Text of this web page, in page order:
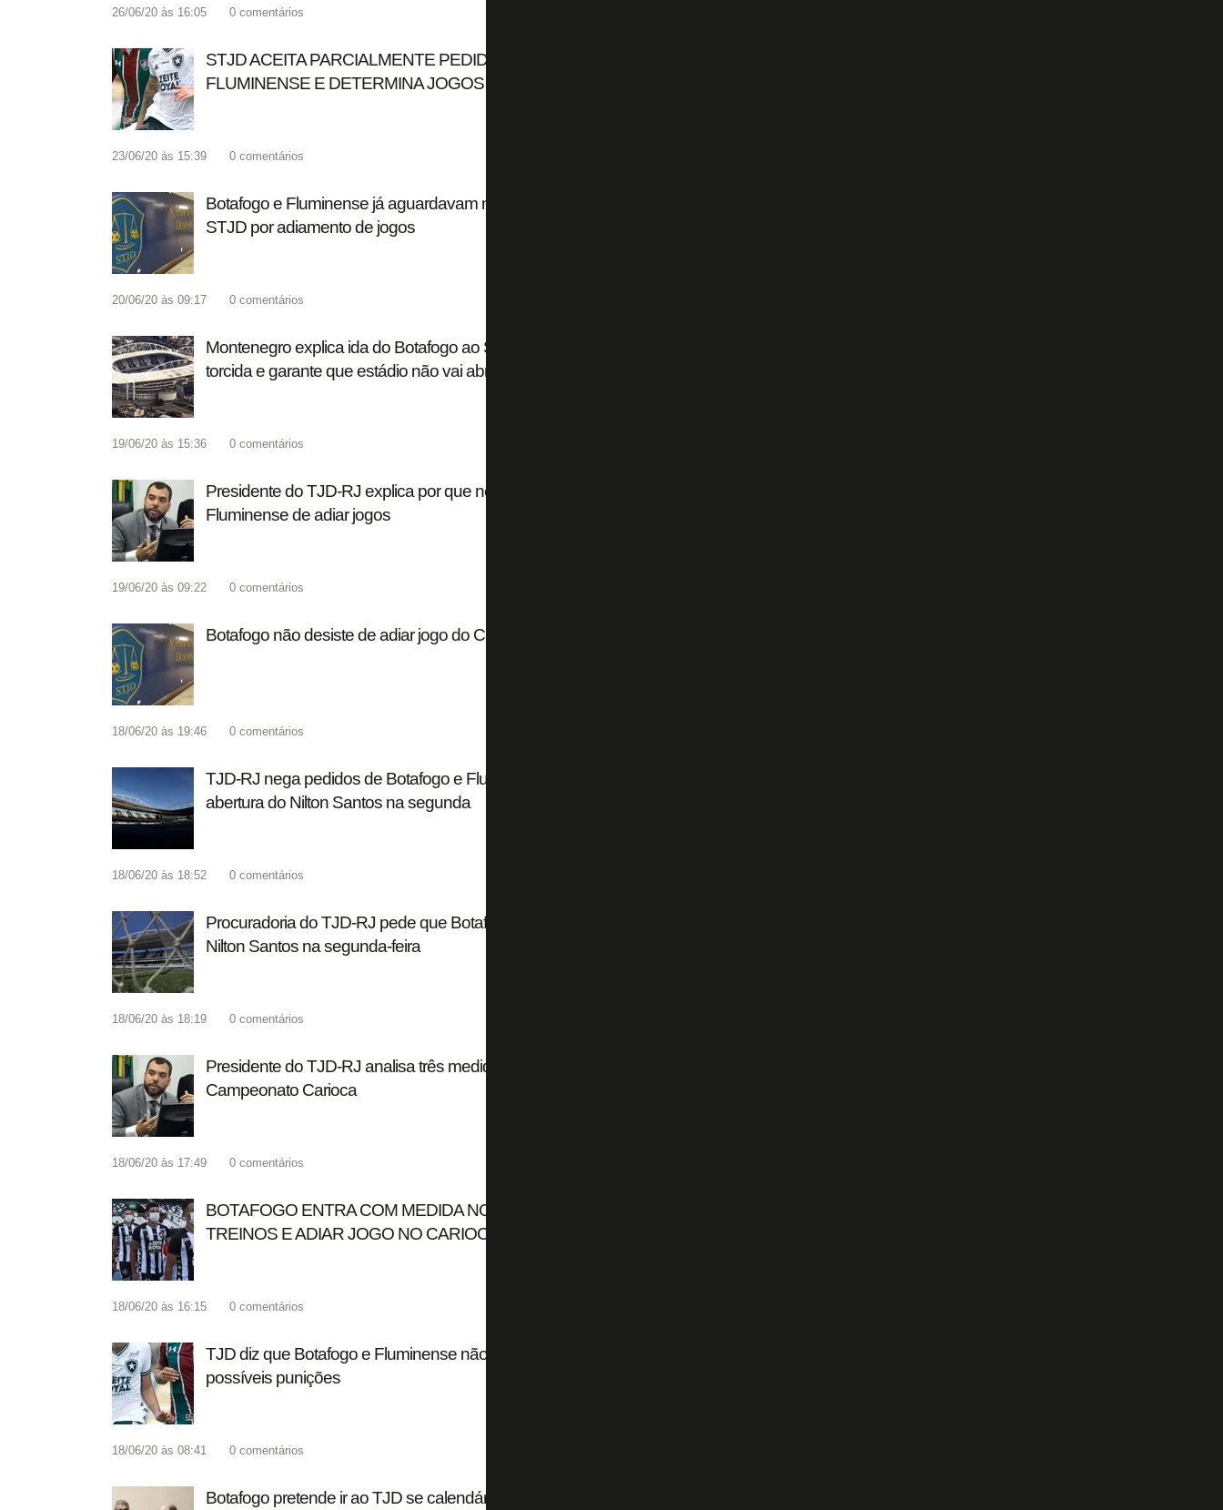
26/06/20 às 16:05 0 comentários
STJD ACEITA PARCIALMENTE PEDIDOS DE BOTAFOGO E
FLUMINENSE E DETERMINA JOGOS A PARTIR DE DOMINGO
23/06/20 às 15:39 0 comentários
Botafogo e Fluminense já aguardavam negativa do TJD e argumentam no
STJD por adiamento de jogos
20/06/20 às 09:17 0 comentários
Montenegro explica ida do Botafogo ao STJD, agradece mobilização da
torcida e garante que estádio não vai abrir segunda
19/06/20 às 15:36 0 comentários
Presidente do TJD-RJ explica por que negou pedidos de Botafogo e
Fluminense de adiar jogos
19/06/20 às 09:22 0 comentários
Botafogo não desiste de adiar jogo do Carioca e vai entrar com ação no STJD
18/06/20 às 19:46 0 comentários
TJD-RJ nega pedidos de Botafogo e Fluminense para adiar jogos e obriga
abertura do Nilton Santos na segunda
18/06/20 às 18:52 0 comentários
Procuradoria do TJD-RJ pede que Botafogo seja obrigado a abrir o Estádio
Nilton Santos na segunda-feira
18/06/20 às 18:19 0 comentários
Presidente do TJD-RJ analisa três medidas inominadas acerca da volta do
Campeonato Carioca
18/06/20 às 17:49 0 comentários
BOTAFOGO ENTRA COM MEDIDA NO TJD PARA TER 10 DIAS DE
TREINOS E ADIAR JOGO NO CARIOCA
18/06/20 às 16:15 0 comentários
TJD diz que Botafogo e Fluminense não entraram com ação e explica
possíveis punições
18/06/20 às 08:41 0 comentários
Botafogo pretende ir ao TJD se calendário for mantido: ‘Não há condições de